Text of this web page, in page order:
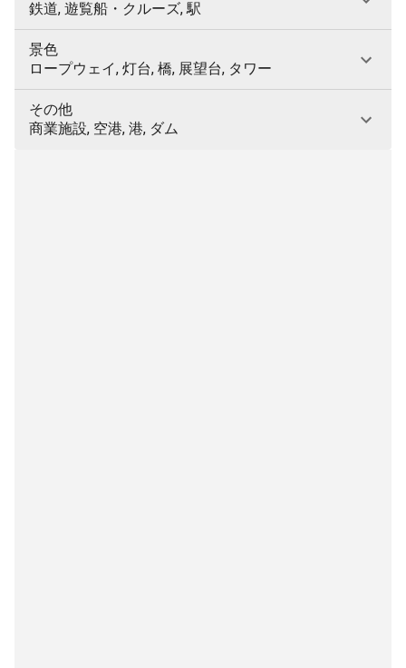
鉄道, 遊覧船・クルーズ, 駅
景色
ロープウェイ, 灯台, 橋, 展望台, タワー
その他
商業施設, 空港, 港, ダム